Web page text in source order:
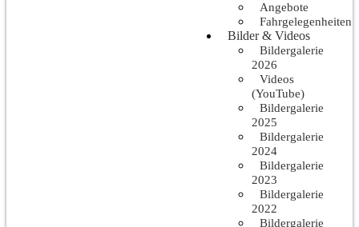
Angebote
Fahrgelegenheiten
Bilder & Videos
Bildergalerie
2026
Videos
(YouTube)
Bildergalerie
2025
Bildergalerie
2024
Bildergalerie
2023
Bildergalerie
2022
Bildergalerie